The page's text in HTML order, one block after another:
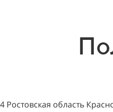
Ростовская область